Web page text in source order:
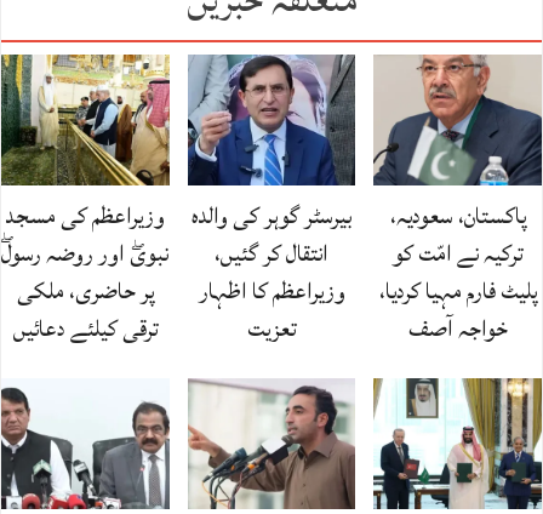
پاکستان، سعودیہ،
ترکیہ نے امّت کو
پلیٹ فارم مہیا کردیا،
خواجہ آصف
بیرسٹر گوہر کی والدہ
انتقال کر گئیں،
وزیراعظم کا اظہار
تعزیت
وزیراعظم کی مسجد
نبویۖ اور روضہ رسولۖ
پر حاضری، ملکی
ترقی کیلئے دعائیں